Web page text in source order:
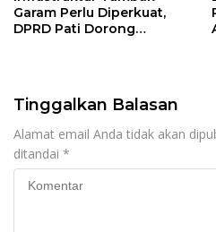
Garam Perlu Diperkuat,
DPRD Pati Dorong
Tinggalkan Balasan
Alamat email Anda tidak akan
ditandai *